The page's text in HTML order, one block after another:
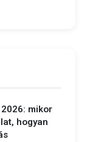
mikor
hogyan